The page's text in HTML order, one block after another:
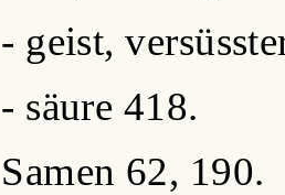
- geist,
- säure 418.
Samen 62, 190.